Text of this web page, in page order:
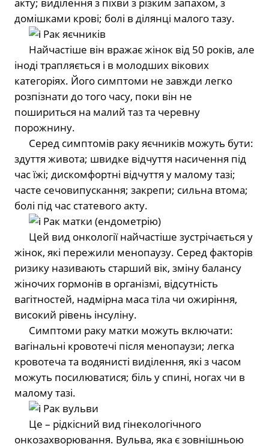
домішками крові; болі в ділянці малого тазу.
Рак яєчників
⠀⠀Найчастіше він вражає жінок від 50 років, але
іноді трапляється і в молодших вікових
категоріях. Його симптоми не завжди легко
розпізнати до того часу, поки він не
пошириться на малий таз та черевну
порожнину.
⠀⠀Серед симптомів раку яєчників можуть бути:
здуття живота; швидке відчуття насичення під
час їжі; дискомфортні відчуття у малому тазі;
часте сечовипускання; закрепи; сильна втома;
болі під час статевого акту.
Рак матки (ендометрію)
⠀⠀Цей вид онкології найчастіше зустрічається у
жінок, які пережили менопаузу. Серед факторів
ризику називають старший вік, зміну балансу
жіночих гормонів в організмі, відсутність
вагітностей, надмірна маса тіла чи ожиріння,
високий рівень інсуліну.
⠀⠀Симптоми раку матки можуть включати:
вагінальні кровотечі після менопаузи; легка
кровотеча та водянисті виділення, які з часом
можуть посилюватися; біль у спині, ногах чи в
малому тазі.
Рак вульви
⠀⠀Це – рідкісний вид гінекологічного
онкозахворювання. Вульва, яка є зовнішньою